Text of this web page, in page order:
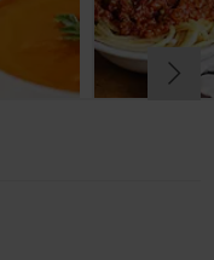
Cel mult 60 minute
Simplu